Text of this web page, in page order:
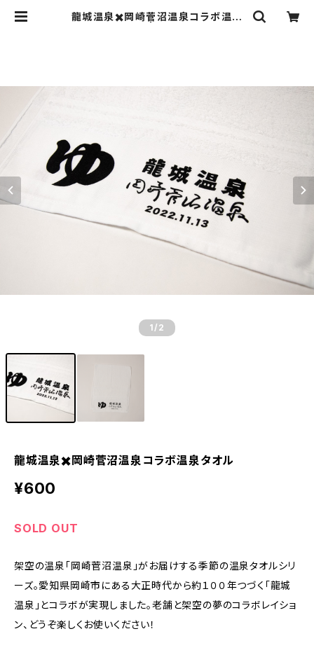
龍城温泉✖️岡崎菅沼温泉コラボ温泉
1 /2
龍城温泉✖️岡崎菅沼温泉コラボ温泉タオル
¥600
SOLD OUT
架空の温泉「岡崎菅沼温泉」がお届けする季節の温泉タオルシリ
ーズ。愛知県岡崎市にある大正時代から約１００年つづく「龍城
温泉」とコラボが実現しました。老舗と架空の夢のコラボレイショ
ン、どうぞ楽しくお使いください！